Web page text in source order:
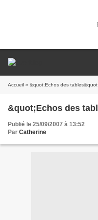
Accueil » &quot;Echos des tables&quot;
&quot;Echos des
Publié le 25/09/2007 à 13:52
Par Catherine